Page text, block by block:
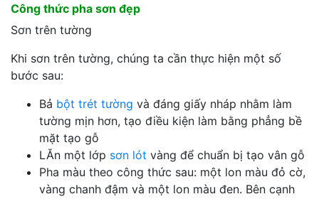
Công thức pha sơn đẹp
Sơn trên tường
Khi sơn trên tường, chúng ta cần thực hiện một số
bước sau:
Bả bột trét tường và đáng giấy nháp nhằm làm
tường mịn hơn, tạo điều kiện làm bằng phẳng bề
mặt tạo gỗ
LĂn một lớp sơn lót vàng để chuẩn bị tạo vân gỗ
Pha màu theo công thức sau: một lon màu đỏ cờ,
vàng chanh đậm và một lon màu đen. Bên cạnh